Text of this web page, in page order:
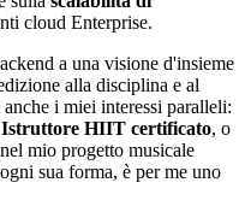
cloud Enterprise.
a una visione d'insieme
alla disciplina e al
i miei interessi paralleli:
Istruttore HIIT certificato, o
mio progetto musicale
sua forma, è per me uno